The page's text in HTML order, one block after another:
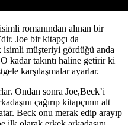
romanından alınan bir
Joe bir kitapçı da
isimli müşteriyi gördüğü anda
kadar takıntı haline getirir ki
karşılaşmalar ayarlar.
Ondan sonra Joe,Beck’i
çağırıp kitapçının alt
Beck onu merak edip arayıp